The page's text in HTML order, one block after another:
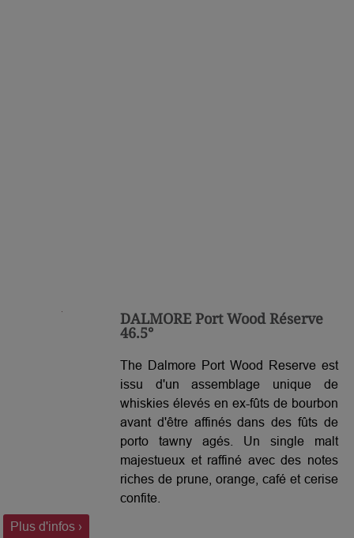
DALMORE Port Wood Réserve
46.5°
The Dalmore Port Wood Reserve est
issu d'un assemblage unique de
whiskies élevés en ex-fûts de bourbon
avant d'être affinés dans des fûts de
porto tawny agés. Un single malt
majestueux et raffiné avec des notes
riches de prune, orange, café et cerise
confite.
Plus d'infos ›